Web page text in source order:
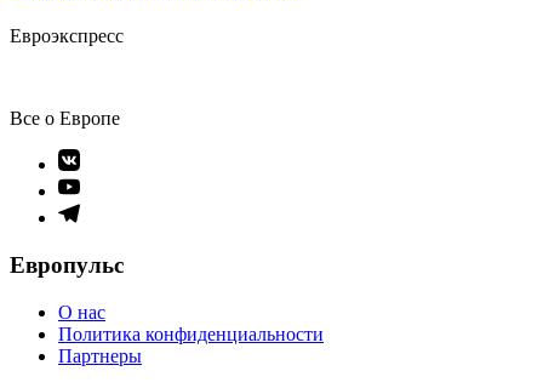
Евроэкспресс
Все о Европе
Элемент
меню
Элемент
меню
Элемент
Европульс
О нас
Политика конфиденциальности
Партнеры